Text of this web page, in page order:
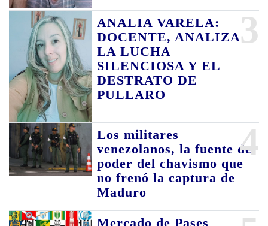
3
ANALIA VARELA:
DOCENTE, ANALIZA
LA LUCHA
SILENCIOSA Y EL
DESTRATO DE
PULLARO
4
Los militares
venezolanos, la fuente de
poder del chavismo que
no frenó la captura de
Maduro
Mercado de Pases